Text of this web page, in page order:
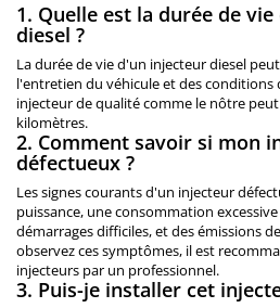
1. Quelle est la durée de
diesel ?
La durée de vie d'un injecteur diesel
l'entretien du véhicule et des conditions
injecteur de qualité comme le nôtre
kilomètres.
2. Comment savoir si mon
défectueux ?
Les signes courants d'un injecteur
puissance, une consommation
démarrages difficiles, et des émissions
observez ces symptômes, il est
injecteurs par un professionnel.
3. Puis-je installer cet